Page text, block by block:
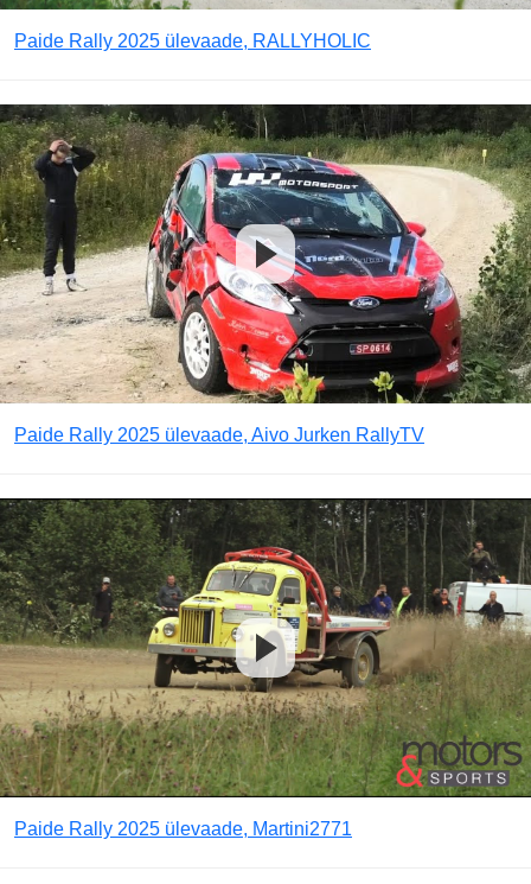
Paide Rally 2025 ülevaade, RALLYHOLIC
Paide Rally 2025 ülevaade, Aivo Jurken RallyTV
Paide Rally 2025 ülevaade, Martini2771